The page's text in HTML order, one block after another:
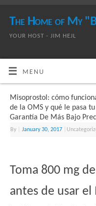
The Home of My
YOUR HOST - JIM HEJL
MENU
Misoprostol: cómo
de la OMS y qué le pasa
Garantía De Más Bajo
By January 30, 2017
Toma 800 mg
antes de usar